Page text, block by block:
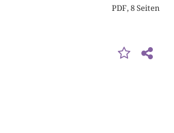
PDF, 8 Seiten